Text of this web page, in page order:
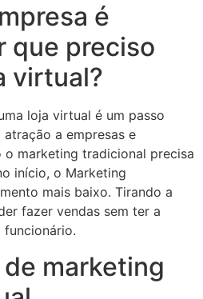
é
que preciso
virtual?
loja virtual é um passo
a empresas e
o marketing tradicional precisa
início, o Marketing
mais baixo. Tirando a
fazer vendas sem ter a
funcionário.
marketing